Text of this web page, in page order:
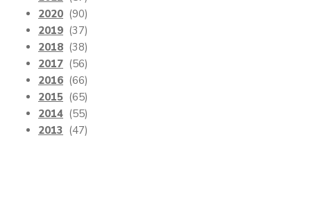
2020 (90)
2019 (37)
2018 (38)
2017 (56)
2016 (66)
2015 (65)
2014 (55)
2013 (47)